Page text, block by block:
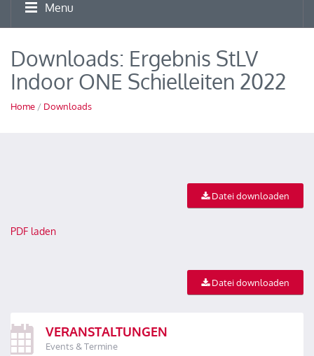
Menu
Downloads: Ergebnis StLV
Indoor ONE Schielleiten 2022
Home / Downloads
Datei downloaden
PDF laden
Datei downloaden
VERANSTALTUNGEN
Events & Termine